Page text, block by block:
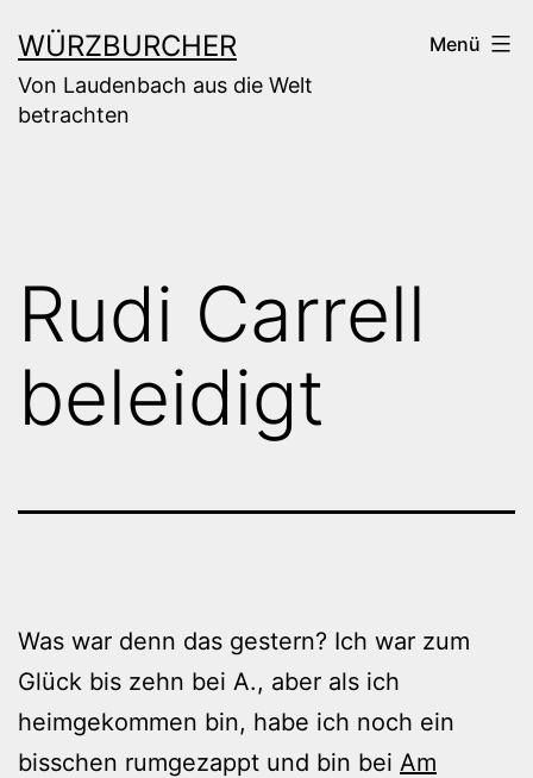
Inhalt
springen
WÜRZBURCHER
Von Laudenbach aus die Welt
betrachten
Menü
Rudi Carrell
beleidigt
Was war denn das gestern? Ich war zum
Glück bis zehn bei A., aber als ich
heimgekommen bin, habe ich noch ein
bisschen rumgezappt und bin bei Am